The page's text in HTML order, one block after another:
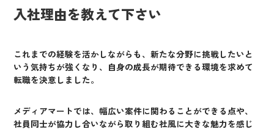
入社理由を教えて下さい
これまでの経験を活かしながらも、新たな分野に挑戦したいと
いう気持ちが強くなり、自身の成長が期待できる環境を求めて
転職を決意しました。
メディアマートでは、幅広い案件に関わることができる点や、
社員同士が協力し合いながら取り組む社風に大きな魅力を感じ